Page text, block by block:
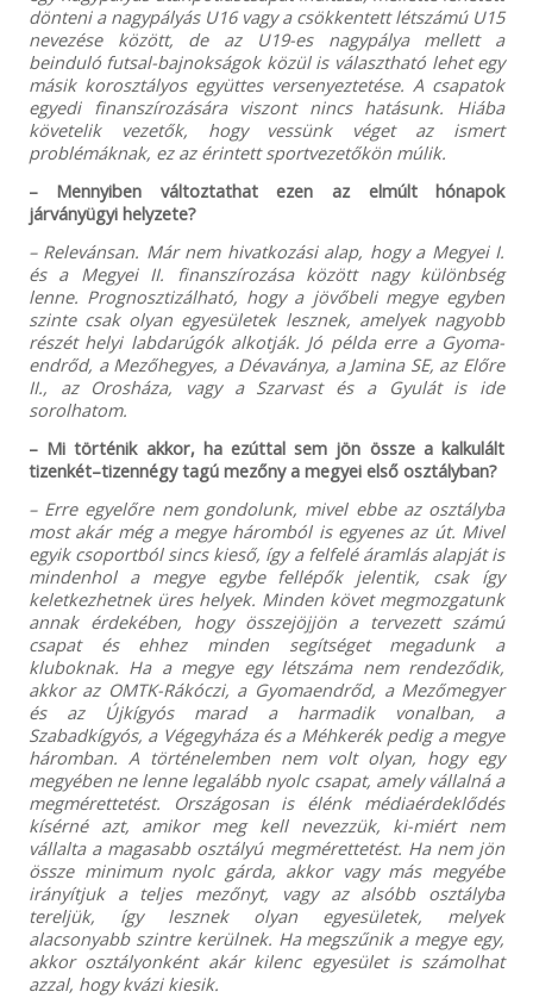
dönteni a nagypályás U16 vagy a csökkentett létszámú U15
nevezése között, de az U19-es nagypálya mellett a
beinduló futsal-bajnokságok közül is választható lehet egy
másik korosztályos együttes versenyeztetése. A csapatok
egyedi finanszírozására viszont nincs hatásunk. Hiába
követelik vezetők, hogy vessünk véget az ismert
problémáknak, ez az érintett sportvezetőkön múlik.
– Mennyiben változtathat ezen az elmúlt hónapok
járványügyi helyzete?
– Relevánsan. Már nem hivatkozási alap, hogy a Megyei I.
és a Megyei II. finanszírozása között nagy különbség
lenne. Prognosztizálható, hogy a jövőbeli megye egyben
szinte csak olyan egyesületek lesznek, amelyek nagyobb
részét helyi labdarúgók alkotják. Jó példa erre a Gyoma­
endrőd, a Mezőhegyes, a Dévaványa, a Jamina SE, az Előre
II., az Orosháza, vagy a Szarvast és a Gyulát is ide
sorolhatom.
– Mi történik akkor, ha ezúttal sem jön össze a kalkulált
tizenkét–tizennégy tagú mezőny a megyei első osztályban?
– Erre egyelőre nem gondolunk, mivel ebbe az osztályba
most akár még a megye háromból is egyenes az út. Mivel
egyik csoportból sincs kieső, így a felfelé áramlás alapját is
mindenhol a megye egybe fellépők jelentik, csak így
keletkezhetnek üres helyek. Minden követ megmozgatunk
annak érdekében, hogy összejöjjön a tervezett számú
csapat és ehhez minden segítséget megadunk a
kluboknak. Ha a megye egy létszáma nem rendeződik,
akkor az OMTK-Rákóczi, a Gyomaendrőd, a Mezőmegyer
és az Újkígyós marad a harmadik vonalban, a
Szabadkígyós, a Végegyháza és a Méhkerék pedig a megye
háromban. A történelemben nem volt olyan, hogy egy
megyében ne lenne legalább nyolc csapat, amely vállalná a
megmérettetést. Országosan is élénk médiaérdeklődés
kísérné azt, amikor meg kell nevezzük, ki-miért nem
vállalta a magasabb osztályú megmérettetést. Ha nem jön
össze minimum nyolc gárda, akkor vagy más megyébe
irányítjuk a teljes mezőnyt, vagy az alsóbb osztályba
tereljük, így lesznek olyan egyesületek, melyek
alacsonyabb szintre kerülnek. Ha megszűnik a megye egy,
akkor osztályonként akár kilenc egyesület is számolhat
azzal, hogy kvázi kiesik.